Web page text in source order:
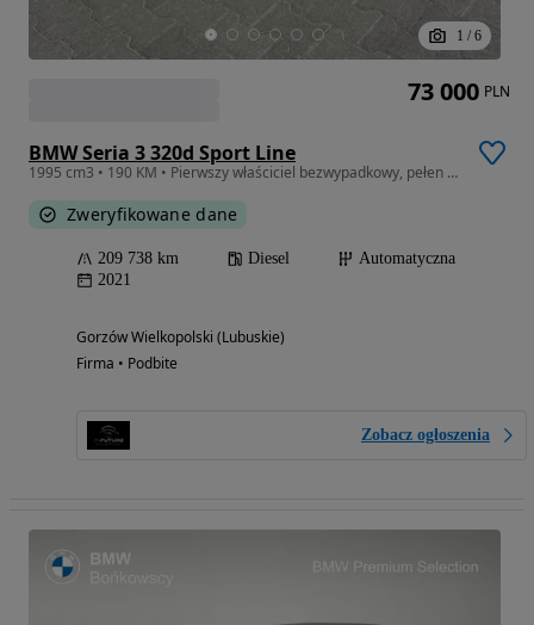
1 / 6
BMW Seria 3 320d Sport Line
1995 cm3 • 190 KM • Pierwszy właściciel bezwypadkowy, pełen serwis
Zweryfikowane dane
209 738 km Diesel
Automatyczna
2021
Gorzów Wielkopolski (Lubuskie)
Firma • Podbite
Zobacz ogłoszenia
73 000 PLN